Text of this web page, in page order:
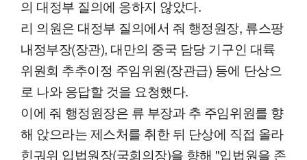
의 대정부 질의에 응하지 않았다.
리 의원은 대정부 질의에서 줘 행정원장, 류스팡
내정부장(장관), 대만의 중국 담당 기구인 대륙
위원회 추추이정 주임위원(장관급) 등에 단상으
로 나와 응답할 것을 요청했다.
이에 줘 행정원장은 류 부장과 추 주임위원를 향
해 앉으라는 제스처를 취한 뒤 단상에 직접 올라
힌궈위 입법원장(국회의장)을 향해 "입법원을 존